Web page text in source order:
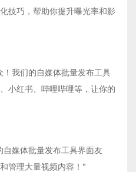
技巧，帮助你提升曝光率和影
我们的自媒体批量发布工具
小红书、哔哩哔哩等，让你的
媒体批量发布工具界面友
管理大量视频内容！"